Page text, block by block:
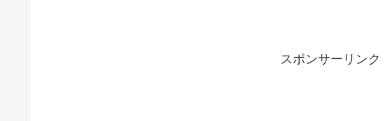
スポンサーリンク